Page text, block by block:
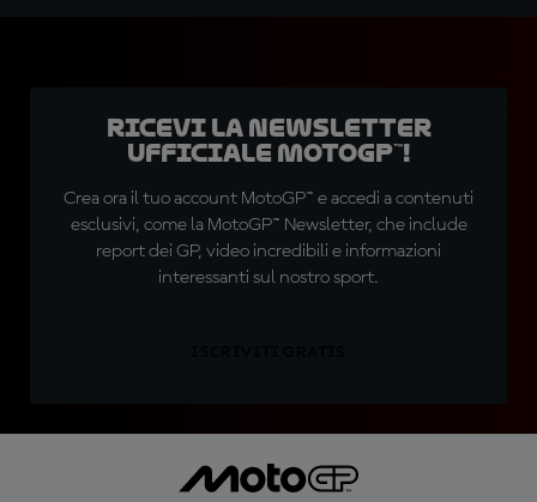
Ricevi la newsletter
ufficiale MotoGP™!
Crea ora il tuo account MotoGP™ e accedi a contenuti
esclusivi, come la MotoGP™ Newsletter, che include
report dei GP, video incredibili e informazioni
interessanti sul nostro sport.